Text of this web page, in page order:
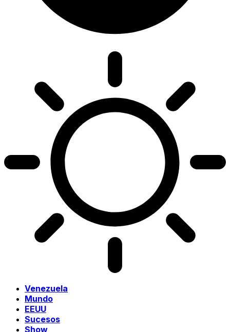
Venezuela
Mundo
EEUU
Sucesos
Show